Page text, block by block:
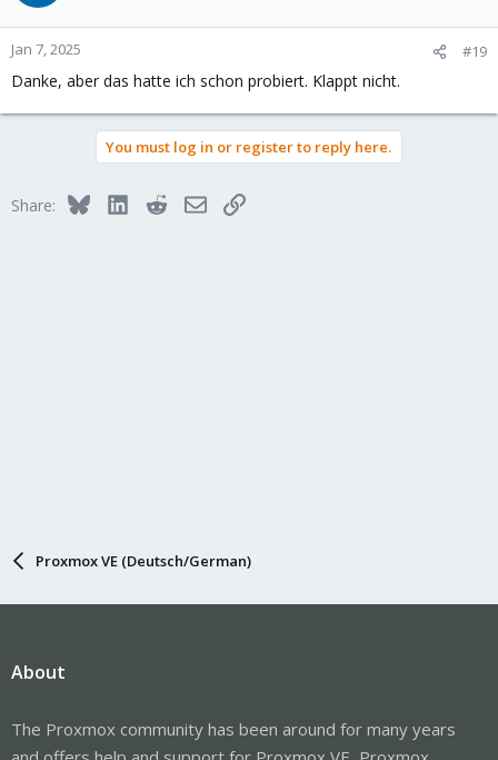
o
n
s
:
Jan 7, 2025 #19
Danke, aber das hatte ich schon probiert. Klappt nicht.
You must log in or register to reply here.
Share: BlueskyLinkedInRedditEmailLink
Proxmox VE (Deutsch/German)
About
The Proxmox community has been around for many years